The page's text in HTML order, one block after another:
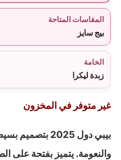
المقاسات المتاحة
بيج سايز
الخامة
زبدة ليكرا
غير متوفر في المخزون
بيبي دول 2025